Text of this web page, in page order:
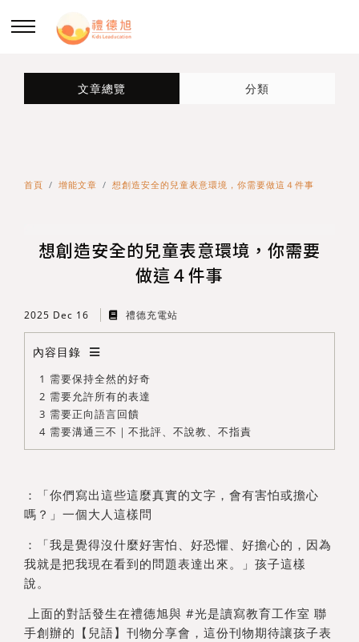
回主選單
回主選單
回主選單
好老師召集令
回主選單
禮德交換日記
文章總覽 分類
首頁 增能文章 想創造安全的兒童表意環境，你需要做這４件事
想創造安全的兒童表意環境，你需要
做這４件事
2025 Dec 16 禮德充電站
內容目錄
需要保持全然的好奇
需要允許所有的表達
需要正向語言回饋
需要溝通三不｜不批評、不說教、不指責
：「你們寫出這些這麼真實的文字，會有害怕或擔心
嗎？」一個大人這樣問
：「我是覺得沒什麼好害怕、好恐懼、好擔心的，因為
我就是把我現在看到的問題表達出來。」孩子這樣
說。
上面的對話發生在禮德旭與 #光是讀寫教育工作室 聯
手創辦的【兒語】刊物分享會，這份刊物期待讓孩子表